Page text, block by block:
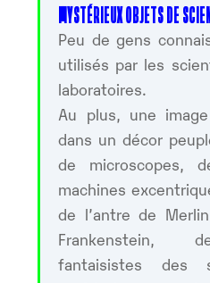
MYSTÉRIEUX OBJETS DE
Peu de gens
utilisés par les
laboratoires.
Au plus, une
dans un décor
de microscopes,
machines
de l’antre de
Frankenstein,
fantaisistes des